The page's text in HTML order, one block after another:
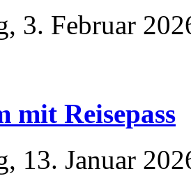
3. Februar
mit Reisepass
13. Januar